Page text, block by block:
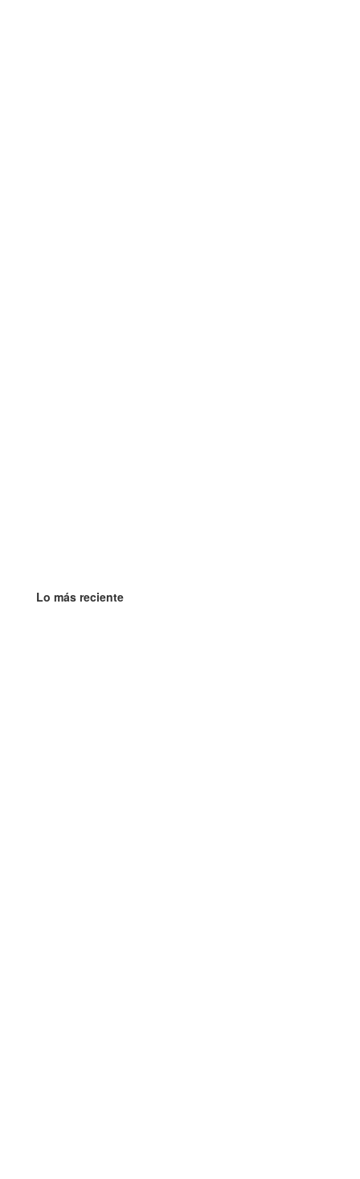
Lo más reciente